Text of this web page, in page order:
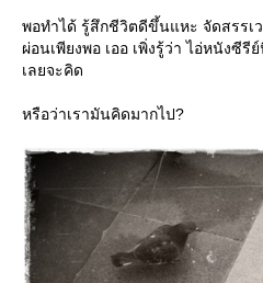
พอทำได้ รู้สึกชีวิตดีขึ้นแหะ จัดสรรเ
ผ่อนเพียงพอ เออ เพิ่งรู้ว่า ไอ่หนังซี
เลยจะคิด
หรือว่าเรามันคิดมากไป?